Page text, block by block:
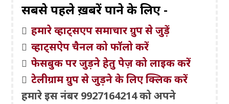
सबसे पहले ख़बरें पाने के लिए -
हमारे व्हाट्सएप समाचार ग्रुप से जुड़ें
व्हाट्सऐप चैनल को फॉलो करें
फेसबुक पर जुड़ने हेतु पेज़ को लाइक करें
टेलीग्राम ग्रुप से जुड़ने के लिए क्लिक करें
हमारे इस नंबर 9927164214 को अपने